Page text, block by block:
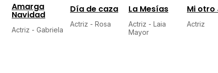
Amarga
Navidad
Actriz - Gabriela
Día de caza
Actriz - Rosa
La Mesías
Actriz - Laia
Mayor
Mi otro
Actriz